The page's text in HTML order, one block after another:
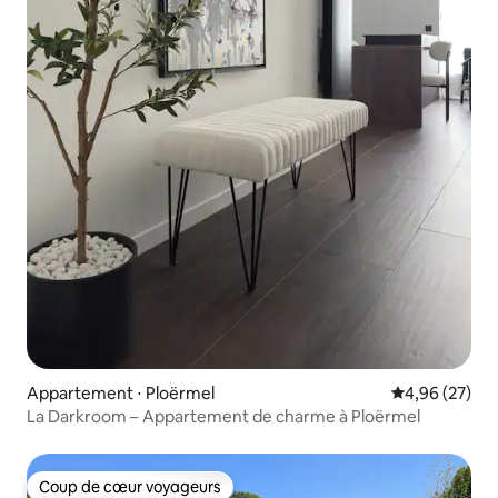
Appartement ⋅ Ploërmel Évaluation
4,96 (27)
La Darkroom – Appartement de charme à Ploërmel
Coup de cœur voyageurs